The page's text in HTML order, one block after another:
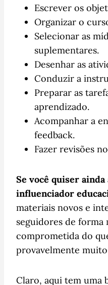
Escrever os
Organizar o
Selecionar as
suplementares.
Desenhar as
Conduzir a
Preparar as
aprendizado.
Acompanhar a
feedback.
Fazer revisões
Se você quiser
influenciador
materiais novos e
seguidores de forma
comprometida do
provavelmente
Claro, aqui tem uma